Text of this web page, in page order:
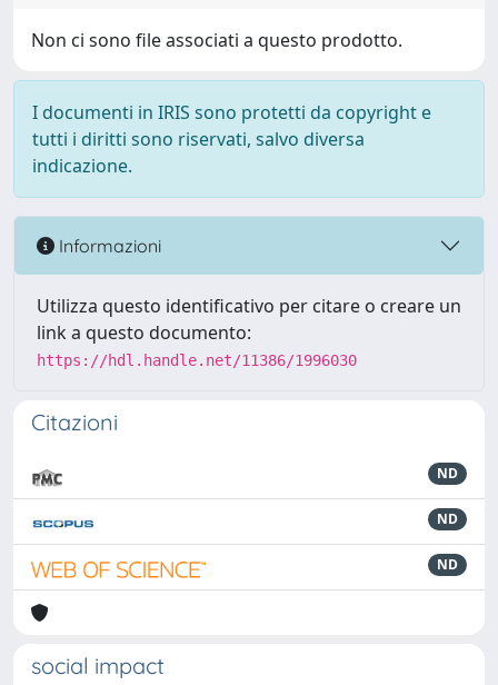
Non ci sono file associati a questo prodotto.
I documenti in IRIS sono protetti da copyright e
tutti i diritti sono riservati, salvo diversa
indicazione.
Informazioni
Utilizza questo identificativo per citare o creare un
link a questo documento:
https://hdl.handle.net/11386/1996030
Citazioni
ND
ND
ND
social impact